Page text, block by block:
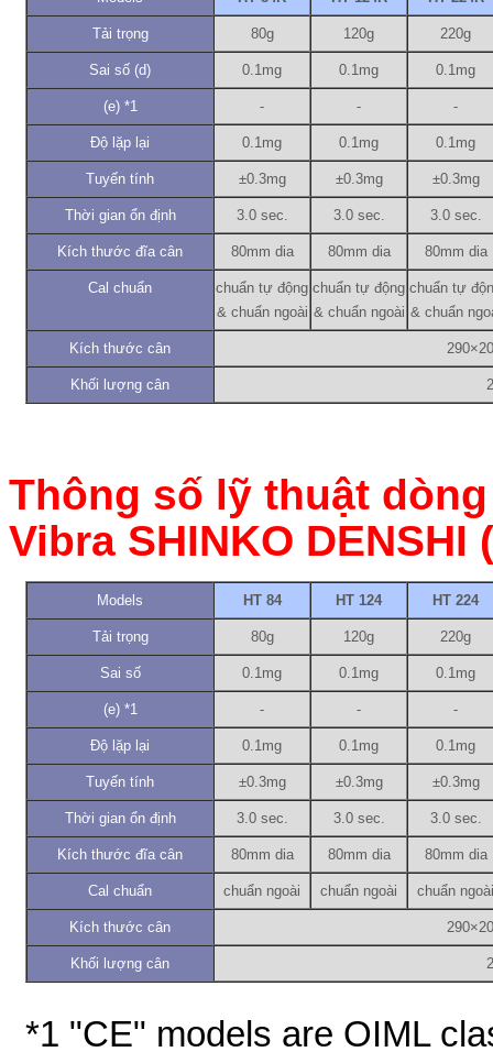
Tải trọng 80g 120g 220g
Sai số (d) 0.1mg 0.1mg 0.1mg
(e) *1 - - -
Độ lặp lại 0.1mg 0.1mg 0.1mg
Tuyến tính ±0.3mg ±0.3mg ±0.3mg
Thời gian ổn định 3.0 sec. 3.0 sec. 3.0 sec.
Kích thước đĩa cân 80mm dia 80mm dia 80mm dia
Cal chuẩn
chuẩn tự động
& chuẩn ngoài
chuẩn tự động
& chuẩn ngoài
chuẩn tự
& chuẩn
Kích thước cân
Khối lượng cân
Thông số lỹ thuật
Vibra SHINKO
Models HT 84 HT 124 HT 224
Tải trọng 80g 120g 220g
Sai số 0.1mg 0.1mg 0.1mg
(e) *1 - - -
Độ lặp lại 0.1mg 0.1mg 0.1mg
Tuyến tính ±0.3mg ±0.3mg ±0.3mg
Thời gian ổn định 3.0 sec. 3.0 sec. 3.0 sec.
Kích thước đĩa cân 80mm dia 80mm dia 80mm dia
Cal chuẩn chuẩn ngoài chuẩn ngoài chuẩn ngoài
Kích thước cân
Khối lượng cân
*1 "CE" models are OIML